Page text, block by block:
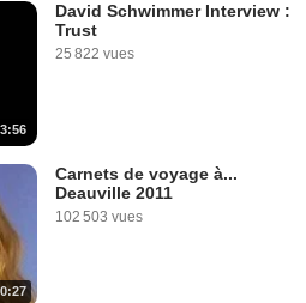
3:56
David Schwimmer Interview :
Trust
25 822 vues
Carnets de voyage à...
Deauville 2011
102 503 vues